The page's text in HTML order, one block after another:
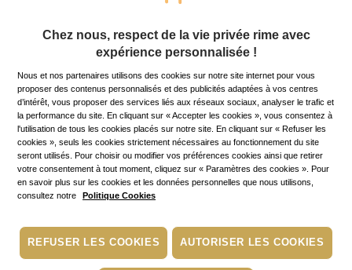
Chez nous, respect de la vie privée rime avec
expérience personnalisée !
Nous et nos partenaires utilisons des cookies sur notre site internet pour vous
proposer des contenus personnalisés et des publicités adaptées à vos centres
d’intérêt, vous proposer des services liés aux réseaux sociaux, analyser le trafic et
la performance du site. En cliquant sur « Accepter les cookies », vous consentez à
l'utilisation de tous les cookies placés sur notre site. En cliquant sur « Refuser les
cookies », seuls les cookies strictement nécessaires au fonctionnement du site
seront utilisés. Pour choisir ou modifier vos préférences cookies ainsi que retirer
votre consentement à tout moment, cliquez sur « Paramètres des cookies ». Pour
en savoir plus sur les cookies et les données personnelles que nous utilisons,
consultez notre
Politique Cookies
REFUSER LES COOKIES AUTORISER LES COOKIES